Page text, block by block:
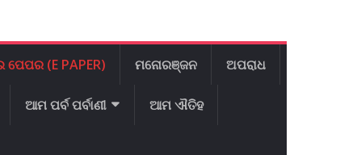
ପେପର (E PAPER) ମନୋରଞ୍ଜନ ଅପରାଧ
ଆମ ପର୍ବ ପର୍ବାଣୀ ଆମ ଐତିହ